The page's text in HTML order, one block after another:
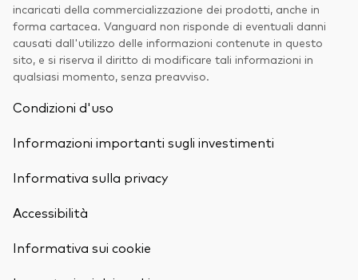
incaricati della commercializzazione dei prodotti, anche in
forma cartacea. Vanguard non risponde di eventuali danni
causati dall'utilizzo delle informazioni contenute in questo
sito, e si riserva il diritto di modificare tali informazioni in
qualsiasi momento, senza preavviso.
Condizioni d'uso
Informazioni importanti sugli investimenti
Informativa sulla privacy
Accessibilità
Informativa sui cookie